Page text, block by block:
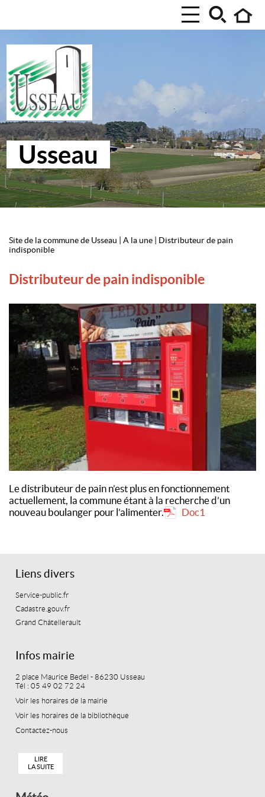
Usseau
Site de la commune de Usseau A la une
Distributeur de pain
indisponible
Distributeur de pain indisponible
Le distributeur de pain n’est plus en fonctionnement
actuellement, la commune étant à la recherche d’un
nouveau boulanger pour l’alimenter.
Doc1
Liens divers
Service-public.fr
Cadastre.gouv.fr
Grand Châtellerault
Infos mairie
2 place Maurice Bedel - 86230 Usseau
Tél : 05 49 02 72 24
Voir les horaires de la mairie
Voir les horaires de la bibliothèque
Contactez-nous
LIRE
LA SUITE